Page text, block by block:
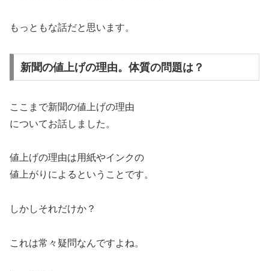
もっともな話だと思います。
新聞の値上げの理由。体質の問題は？
ここまで新聞の値上げの理由
についてお話しました。
値上げの理由は用紙やインクの
値上がりによるということです。
しかしそれだけか？
これは常々疑問なんですよね。